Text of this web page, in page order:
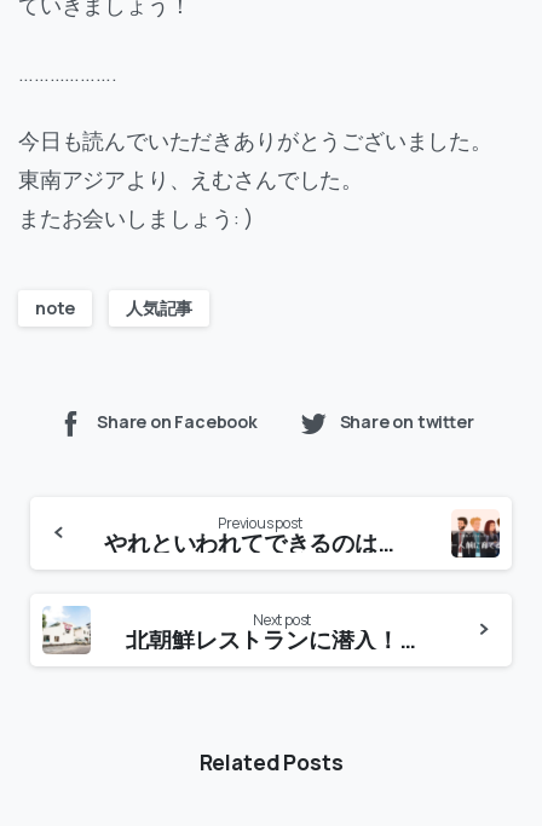
……………….
今日も読んでいただきありがとうございました。
東南アジアより、えむさんでした。
またお会いしましょう: )
note 人気記事
Share on Facebook Share on twitter
Previous post
やれといわれてできるのは当たり前。何もいわれなくても出来たら一人前。
Next post
北朝鮮レストランに潜入！貴重な体験と不思議な空間。《ミャンマーガチ体験話》
Related Posts